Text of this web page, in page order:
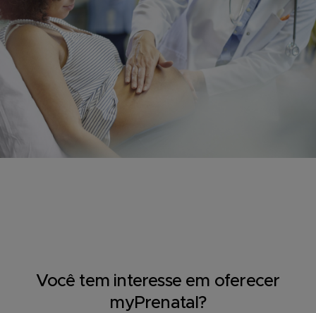
Você tem interesse em oferecer
myPrenatal?